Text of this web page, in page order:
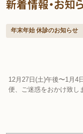
年末年始 休診のお知らせ
12月27日(土)午後〜1月4
便、ご迷惑をおかけ致し